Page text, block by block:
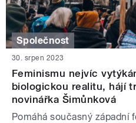
Společnost
30. srpen 2023
Feminismu nejvíc
biologickou realitu, hájí
novinářka Šimůnková
Pomáhá současný západní